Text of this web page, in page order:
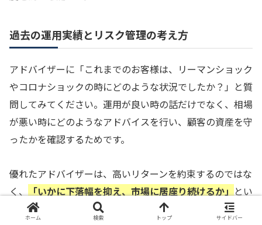
過去の運用実績とリスク管理の考え方
アドバイザーに「これまでのお客様は、リーマンショック
やコロナショックの時にどのような状況でしたか？」と質
問してみてください。運用が良い時の話だけでなく、相場
が悪い時にどのようなアドバイスを行い、顧客の資産を守
ったかを確認するためです。
優れたアドバイザーは、高いリターンを約束するのではな
く、「いかに下落幅を抑え、市場に居座り続けるか」とい
うリスク管理の重要性を説いてくれるはずです。具体的な
ホーム 検索 トップ サイドバー